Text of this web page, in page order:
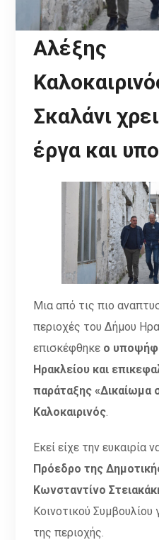
Αλέξης
Σκαλάνι
έργα και
Μια από τις πιο
περιοχές του Δήμου
επισκέφθηκε ο
Ηρακλείου και
παράταξης «Δικαίωμα
Καλοκαιρινός
Εκεί είχε την ευκαιρία
Πρόεδρο της
Κωνσταντίνο
Κοινοτικού
της περιοχής.